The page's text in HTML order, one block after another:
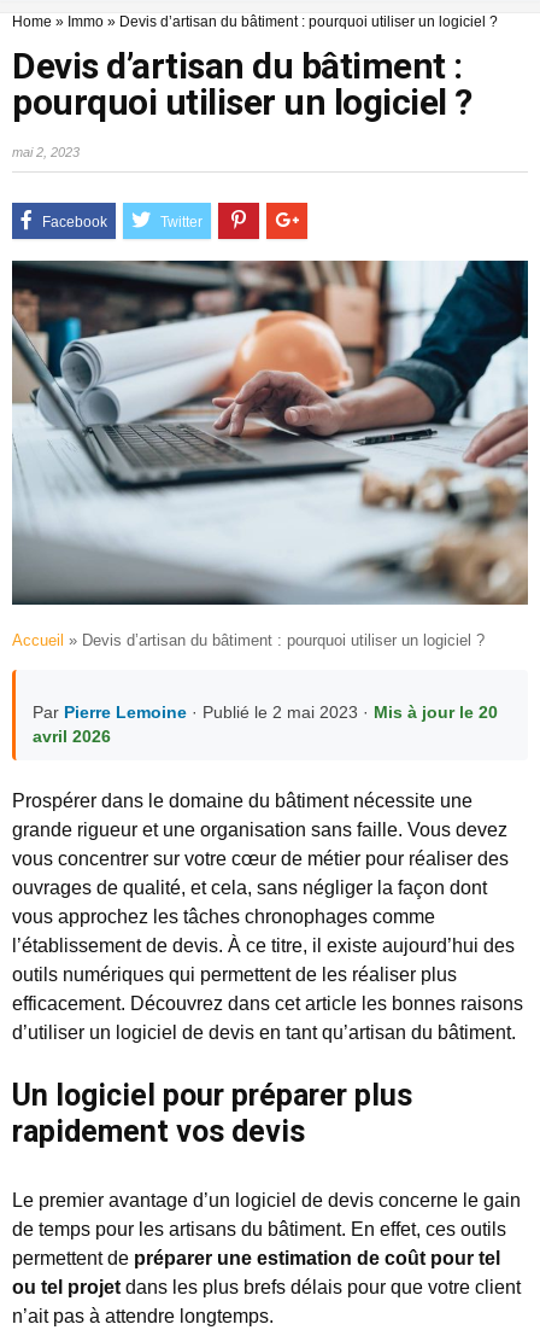
Home » Immo » Devis d’artisan du bâtiment : pourquoi utiliser un logiciel ?
Devis d’artisan du bâtiment :
pourquoi utiliser un logiciel ?
mai 2, 2023
Accueil » Devis d’artisan du bâtiment : pourquoi utiliser un logiciel ?
Par Pierre Lemoine · Publié le 2 mai 2023 · Mis à jour le 20
avril 2026
Prospérer dans le domaine du bâtiment nécessite une
grande rigueur et une organisation sans faille. Vous devez
vous concentrer sur votre cœur de métier pour réaliser des
ouvrages de qualité, et cela, sans négliger la façon dont
vous approchez les tâches chronophages comme
l’établissement de devis. À ce titre, il existe aujourd’hui des
outils numériques qui permettent de les réaliser plus
efficacement. Découvrez dans cet article les bonnes raisons
d’utiliser un logiciel de devis en tant qu’artisan du bâtiment.
Un logiciel pour préparer plus
rapidement vos devis
Le premier avantage d’un logiciel de devis concerne le gain
de temps pour les artisans du bâtiment. En effet, ces outils
permettent de préparer une estimation de coût pour tel
ou tel projet dans les plus brefs délais pour que votre client
n’ait pas à attendre longtemps.